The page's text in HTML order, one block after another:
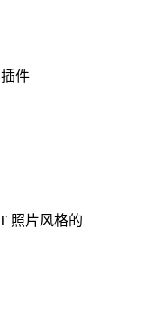
件
照片风格的